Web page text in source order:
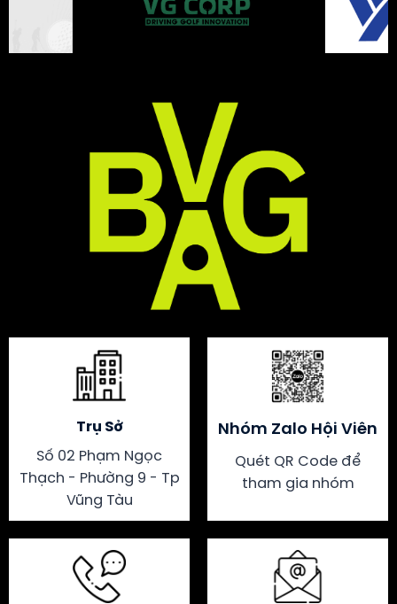
Trụ Sở
Số 02 Phạm Ngọc
Thạch - Phường 9 - Tp
Vũng Tàu
Nhóm Zalo Hội Viên
Quét QR Code để
tham gia nhóm